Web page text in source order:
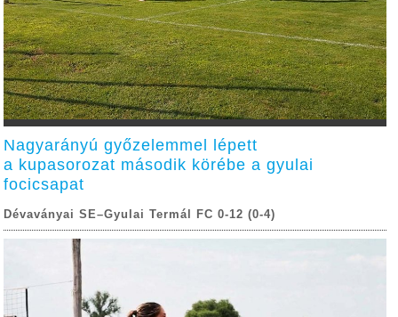
Nagyarányú győzelemmel lépett
a kupasorozat második körébe a gyulai
focicsapat
Dévaványai SE–Gyulai Termál FC 0-12 (0-4)